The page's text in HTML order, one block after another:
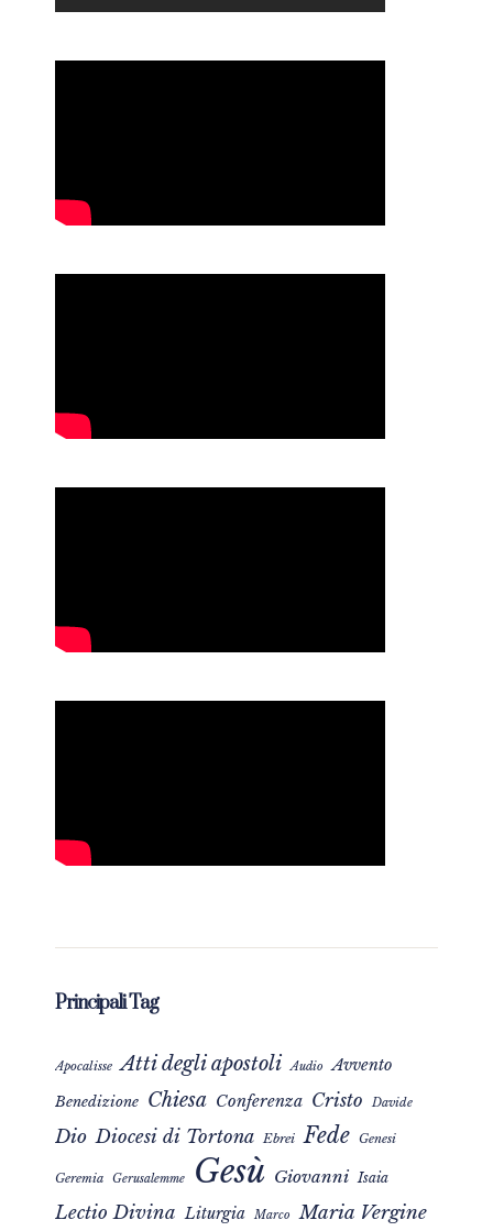
Principali Tag
Apocalisse Atti degli apostoli Audio Avvento
Benedizione Chiesa Conferenza Cristo Davide
Dio Diocesi di Tortona Ebrei Fede Genesi
Geremia Gerusalemme Gesù Giovanni Isaia
Lectio Divina Liturgia Marco Maria Vergine